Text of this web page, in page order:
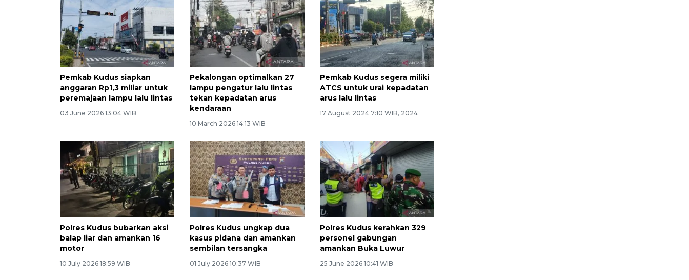
Pemkab Kudus siapkan
anggaran Rp1,3 miliar untuk
peremajaan lampu lalu lintas
03 June 2026 13:04 WIB
Pekalongan optimalkan 27
lampu pengatur lalu lintas
tekan kepadatan arus
kendaraan
10 March 2026 14:13 WIB
Pemkab Kudus segera miliki
ATCS untuk urai kepadatan
arus lalu lintas
17 August 2024 7:10 WIB, 2024
Polres Kudus bubarkan aksi
balap liar dan amankan 16
motor
10 July 2026 18:59 WIB
Polres Kudus ungkap dua
kasus pidana dan amankan
sembilan tersangka
01 July 2026 10:37 WIB
Polres Kudus kerahkan 329
personel gabungan
amankan Buka Luwur
25 June 2026 10:41 WIB